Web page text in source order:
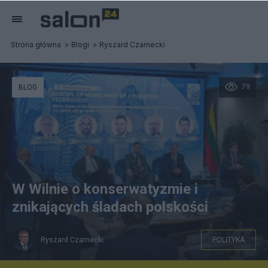
Strona główna Blogi Ryszard Czarnecki
79
BLOG
W Wilnie o konserwatyzmie i
znikających śladach polskości
Ryszard Czarnecki POLITYKA